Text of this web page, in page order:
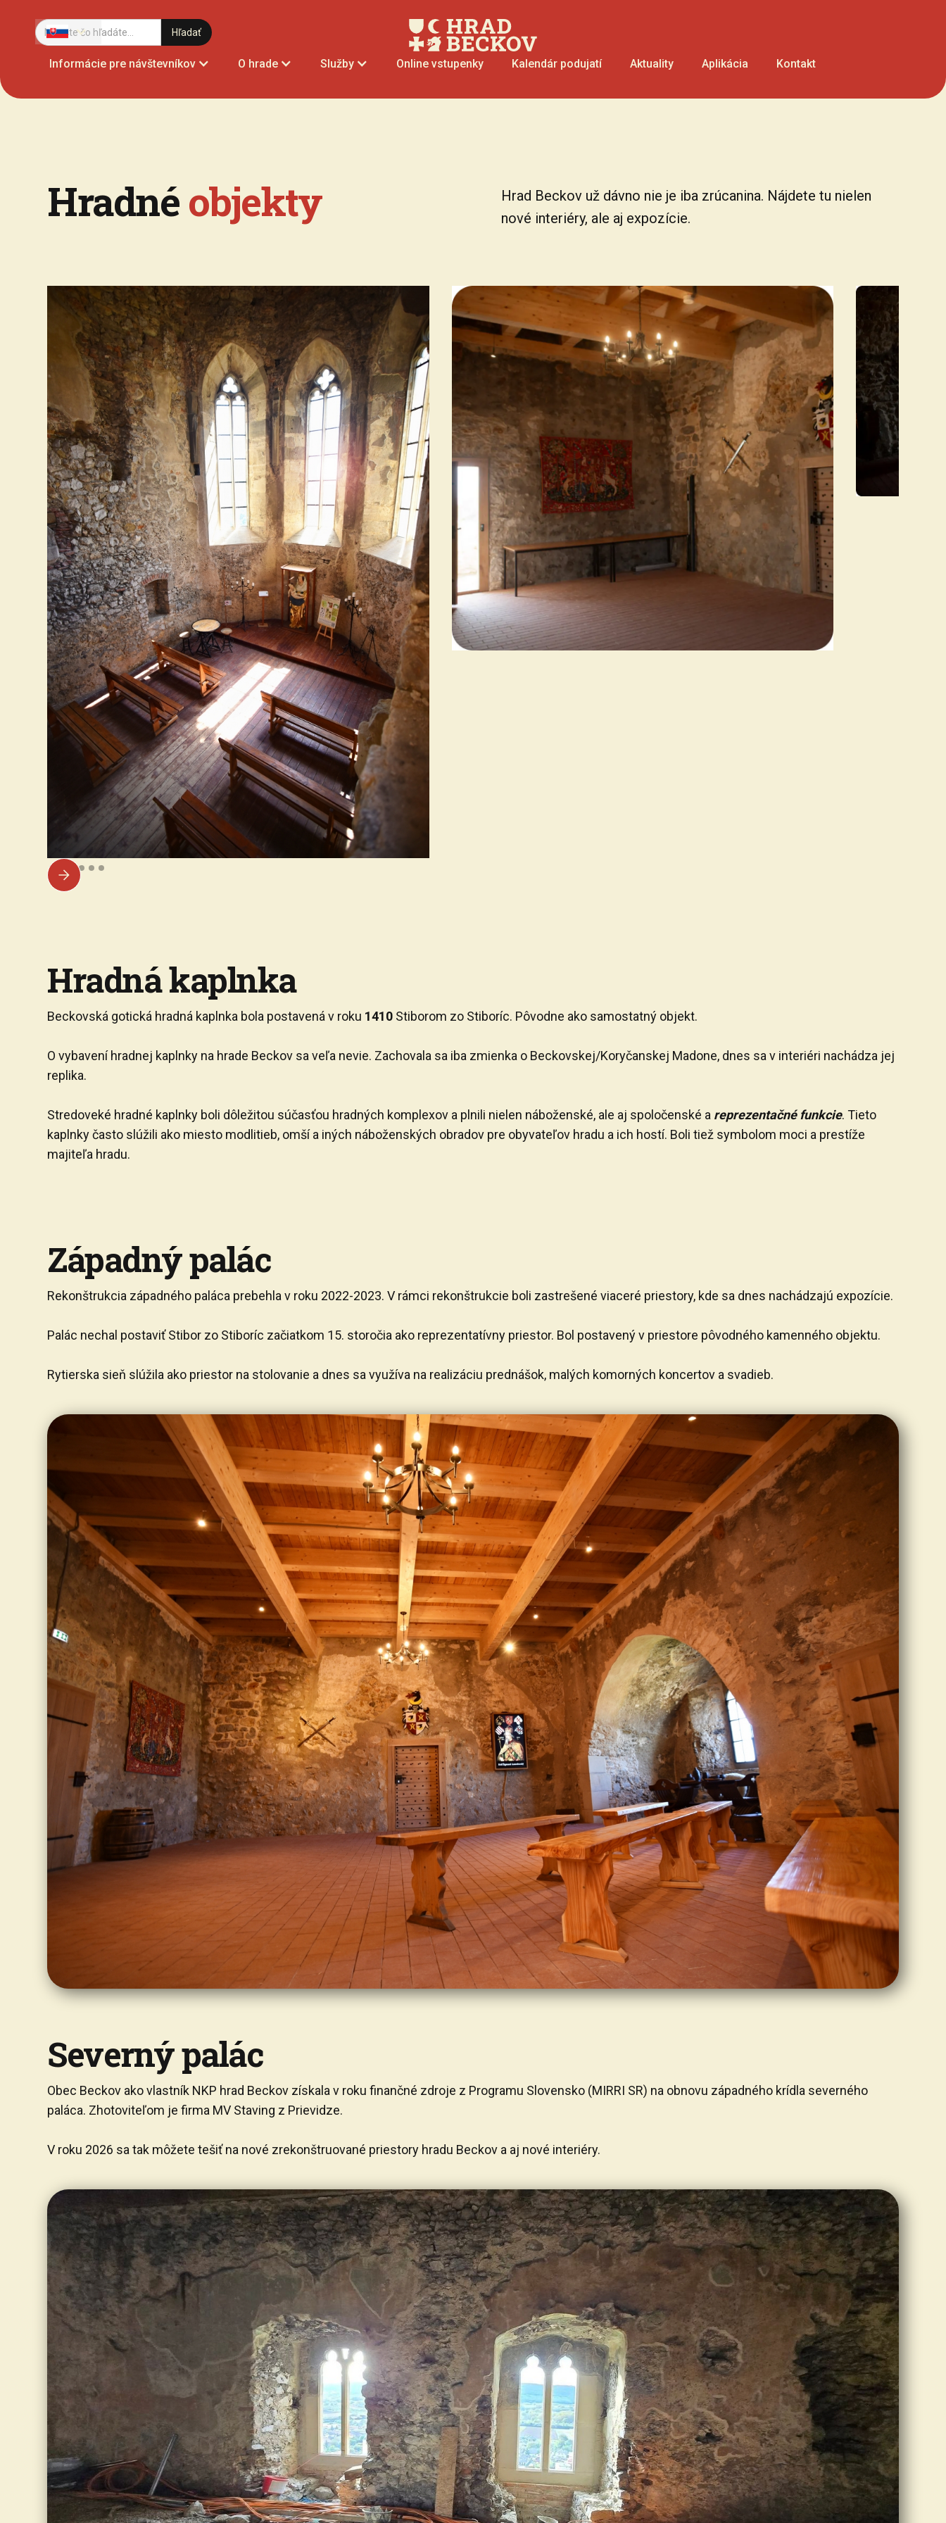
Informácie pre návštevníkov O hrade Služby Online vstupenky Kalendár podujatí Aktuality Aplikácia Kontakt
Hradnéobjekty
Hrad Beckov už dávno nie je iba zrúcanina. Nájdete tu nielen
nové interiéry, ale aj expozície.
Hradná kaplnka
Beckovská gotická hradná kaplnka bola postavená v roku 1410 Stiborom zo Stiboríc. Pôvodne ako samostatný objekt.
O vybavení hradnej kaplnky na hrade Beckov sa veľa nevie. Zachovala sa iba zmienka o Beckovskej/Koryčanskej Madone, dnes sa v interiéri nachádza jej
replika.
Stredoveké hradné kaplnky boli dôležitou súčasťou hradných komplexov a plnili nielen náboženské, ale aj spoločenské a reprezentačné funkcie. Tieto
kaplnky často slúžili ako miesto modlitieb, omší a iných náboženských obradov pre obyvateľov hradu a ich hostí. Boli tiež symbolom moci a prestíže
majiteľa hradu.
Západný palác
Rekonštrukcia západného paláca prebehla v roku 2022-2023. V rámci rekonštrukcie boli zastrešené viaceré priestory, kde sa dnes nachádzajú expozície.
Palác nechal postaviť Stibor zo Stiboríc začiatkom 15. storočia ako reprezentatívny priestor. Bol postavený v priestore pôvodného kamenného objektu.
Rytierska sieň slúžila ako priestor na stolovanie a dnes sa využíva na realizáciu prednášok, malých komorných koncertov a svadieb.
Severný palác
Obec Beckov ako vlastník NKP hrad Beckov získala v roku finančné zdroje z Programu Slovensko (MIRRI SR) na obnovu západného krídla severného
paláca. Zhotoviteľom je firma MV Staving z Prievidze.
V roku 2026 sa tak môžete tešiť na nové zrekonštruované priestory hradu Beckov a aj nové interiéry.